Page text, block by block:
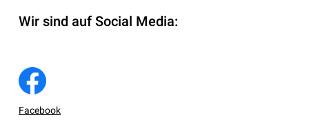
Wir sind auf Social Media:
Facebook